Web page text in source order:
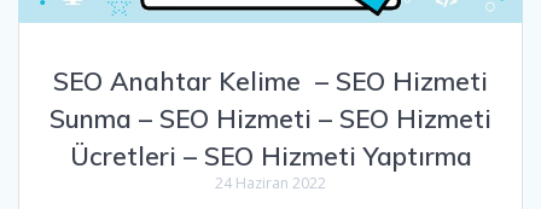
SEO Anahtar Kelime – SEO Hizmeti
Sunma – SEO Hizmeti – SEO Hizmeti
Ücretleri – SEO Hizmeti Yaptırma
24 Haziran 2022